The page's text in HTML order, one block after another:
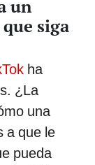
un
siga
ha
¿La
una
a que le
pueda